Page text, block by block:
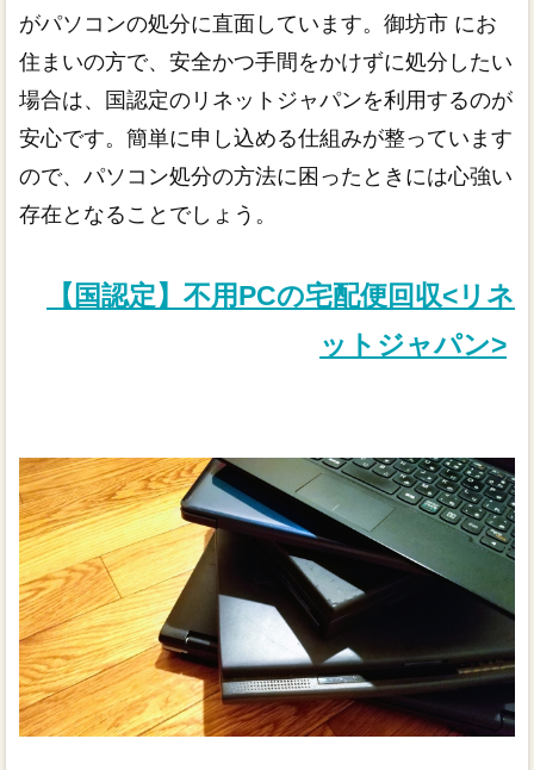
がパソコンの処分に直面しています。御坊市 にお
住まいの方で、安全かつ手間をかけずに処分したい
場合は、国認定のリネットジャパンを利用するのが
安心です。簡単に申し込める仕組みが整っています
ので、パソコン処分の方法に困ったときには心強い
存在となることでしょう。
【国認定】不用PCの宅配便回収<リネ
ットジャパン>